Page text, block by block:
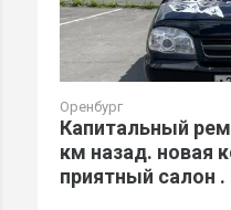
Оренбург
Капитальный
км назад. новая
приятный салон